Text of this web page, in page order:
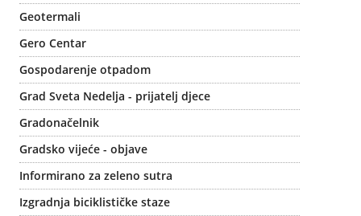
Geotermali
Gero Centar
Gospodarenje otpadom
Grad Sveta Nedelja - prijatelj djece
Gradonačelnik
Gradsko vijeće - objave
Informirano za zeleno sutra
Izgradnja biciklističke staze